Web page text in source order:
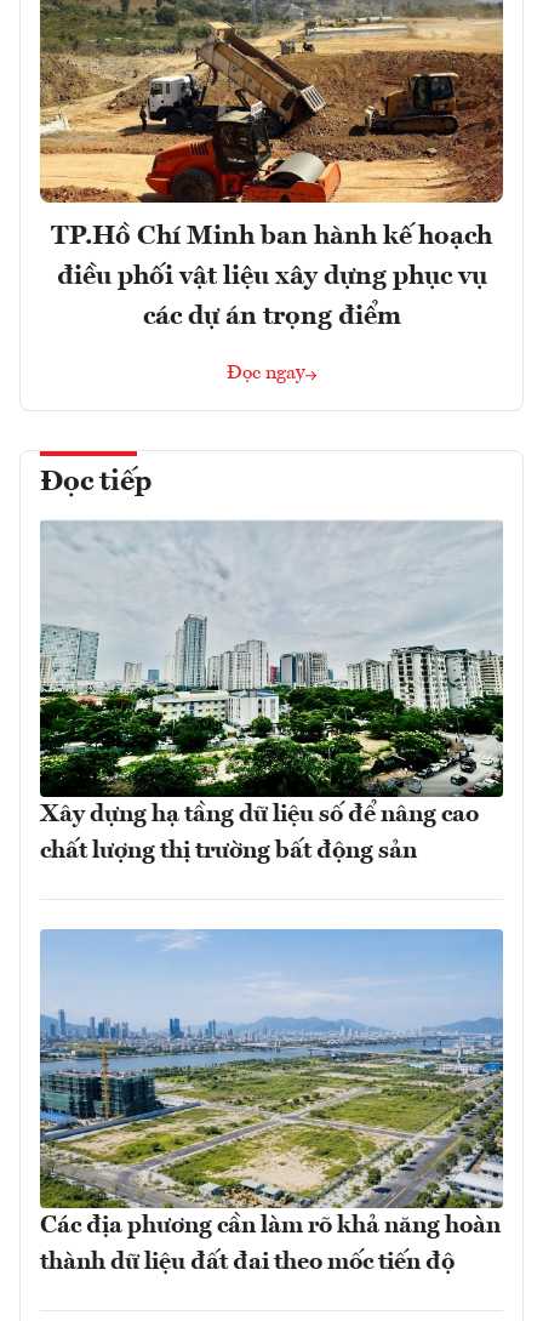
TP.Hồ Chí Minh ban hành kế hoạch
điều phối vật liệu xây dựng phục vụ
các dự án trọng điểm
Đọc ngay
Đọc tiếp
Xây dựng hạ tầng dữ liệu số để nâng cao
chất lượng thị trường bất động sản
Các địa phương cần làm rõ khả năng hoàn
thành dữ liệu đất đai theo mốc tiến độ